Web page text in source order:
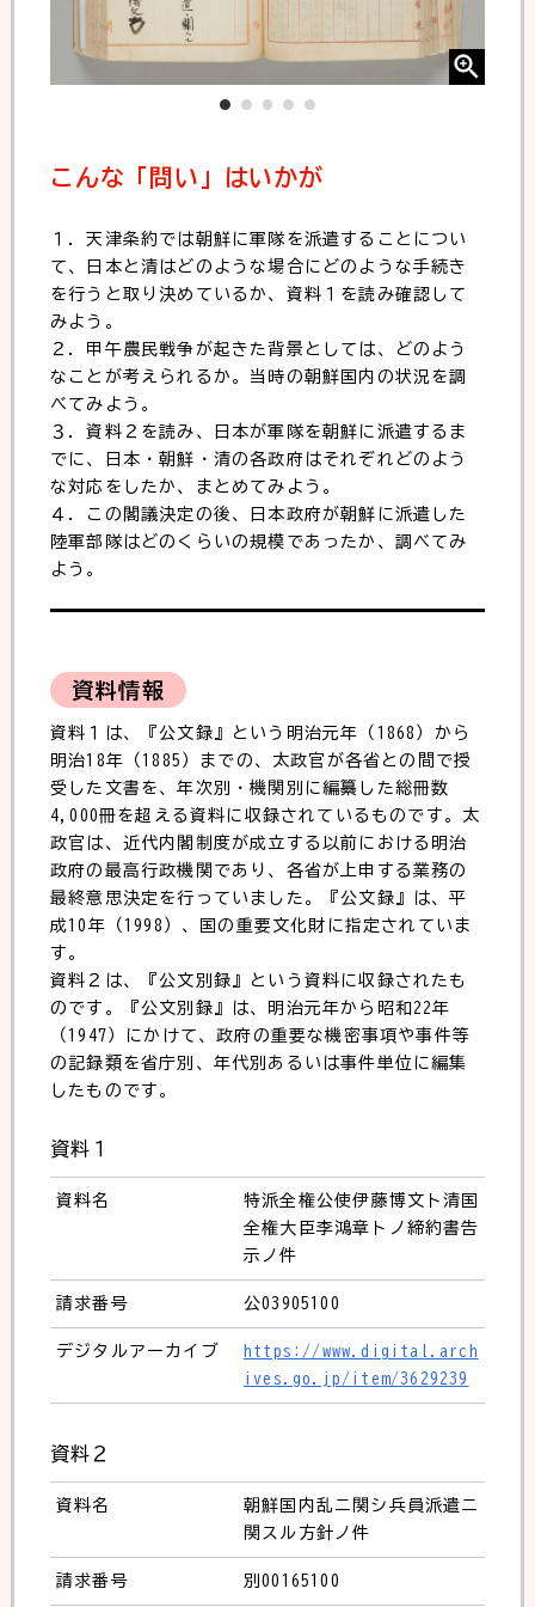
こんな「問い」はいかが
１．天津条約では朝鮮に軍隊を派遣することについ
て、日本と清はどのような場合にどのような手続き
を行うと取り決めているか、資料１を読み確認して
みよう。
２．甲午農民戦争が起きた背景としては、どのよう
なことが考えられるか。当時の朝鮮国内の状況を調
べてみよう。
３．資料２を読み、日本が軍隊を朝鮮に派遣するま
でに、日本・朝鮮・清の各政府はそれぞれどのよう
な対応をしたか、まとめてみよう。
４．この閣議決定の後、日本政府が朝鮮に派遣した
陸軍部隊はどのくらいの規模であったか、調べてみ
よう。
資料情報
資料１は、『公文録』という明治元年（1868）から
明治18年（1885）までの、太政官が各省との間で授
受した文書を、年次別・機関別に編纂した総冊数
4,000冊を超える資料に収録されているものです。太
政官は、近代内閣制度が成立する以前における明治
政府の最高行政機関であり、各省が上申する業務の
最終意思決定を行っていました。『公文録』は、平
成10年（1998）、国の重要文化財に指定されていま
す。
資料２は、『公文別録』という資料に収録されたも
のです。『公文別録』は、明治元年から昭和22年
（1947）にかけて、政府の重要な機密事項や事件等
の記録類を省庁別、年代別あるいは事件単位に編集
したものです。
資料１
資料名
特派全権公使伊藤博文ト清国
全権大臣李鴻章トノ締約書告
示ノ件
請求番号 公03905100
デジタルアーカイブ
https://www.digital.arch
ives.go.jp/item/3629239
資料２
資料名
朝鮮国内乱ニ関シ兵員派遣ニ
関スル方針ノ件
請求番号 別00165100